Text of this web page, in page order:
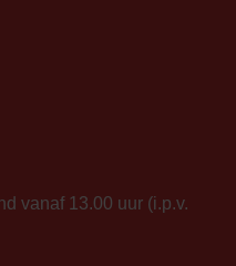
vanaf 13.00 uur (i.p.v.